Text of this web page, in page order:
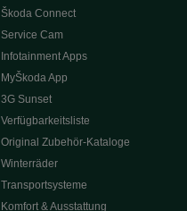
Škoda Connect
Service Cam
Infotainment Apps
MyŠkoda App
3G Sunset
Verfügbarkeitsliste
Original Zubehör-Kataloge
Winterräder
Transportsysteme
Komfort & Ausstattung